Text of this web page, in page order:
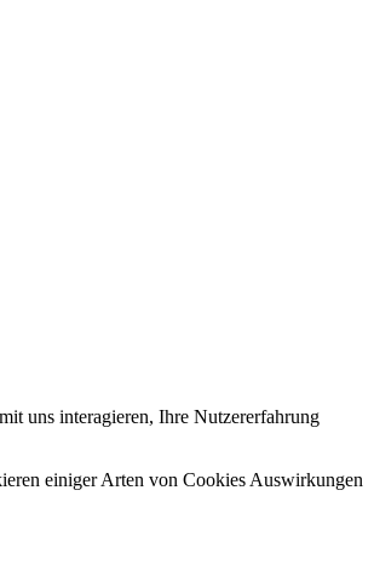
uns interagieren, Ihre Nutzererfahrung
einiger Arten von Cookies Auswirkungen